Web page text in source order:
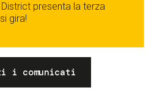
District presenta la terza
gira!
i comunicati